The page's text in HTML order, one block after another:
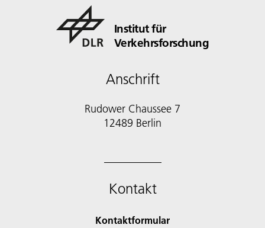
Institut für
Verkehrsforschung
Anschrift
Rudower Chaussee 7
12489 Berlin
Kontakt
Kontaktformular